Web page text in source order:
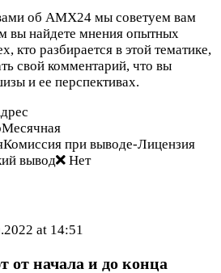
об AMX24 мы советуем вам
вы найдете мнения опытных
кто разбирается в этой тематике,
свой комментарий, что вы
и ее перспективах.
при выводе-Лицензия
вывод Нет
at 14:51
от начала и до конца